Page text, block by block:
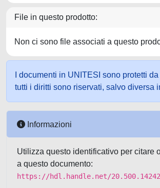
File in questo prodotto:
Non ci sono file associati a questo
I documenti in UNITESI sono protetti
tutti i diritti sono riservati, salvo diversa
Informazioni
Utilizza questo identificativo per citare
a questo documento:
https://hdl.handle.net/